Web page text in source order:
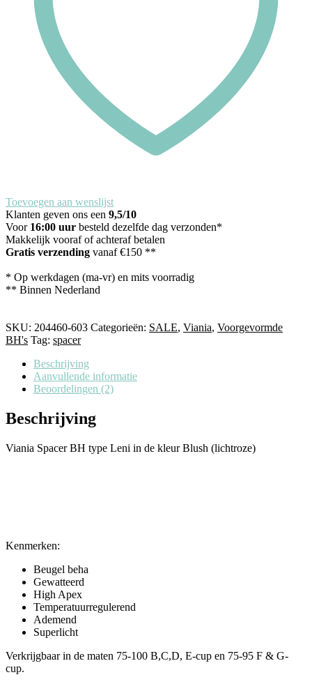
Toevoegen aan wenslijst
Klanten geven ons een 9,5/10
Voor 16:00 uur besteld dezelfde dag verzonden*
Makkelijk vooraf of achteraf betalen
Gratis verzending vanaf €150 **
* Op werkdagen (ma-vr) en mits voorradig
** Binnen Nederland
SKU: 204460-603 Categorieën: SALE, Viania, Voorgevormde
BH's Tag: spacer
Beschrijving
Aanvullende informatie
Beoordelingen (2)
Beschrijving
Viania Spacer BH type Leni in de kleur Blush (lichtroze)
Kenmerken:
Beugel beha
Gewatteerd
High Apex
Temperatuurregulerend
Ademend
Superlicht
Verkrijgbaar in de maten 75-100 B,C,D, E-cup en 75-95 F & G-
cup.